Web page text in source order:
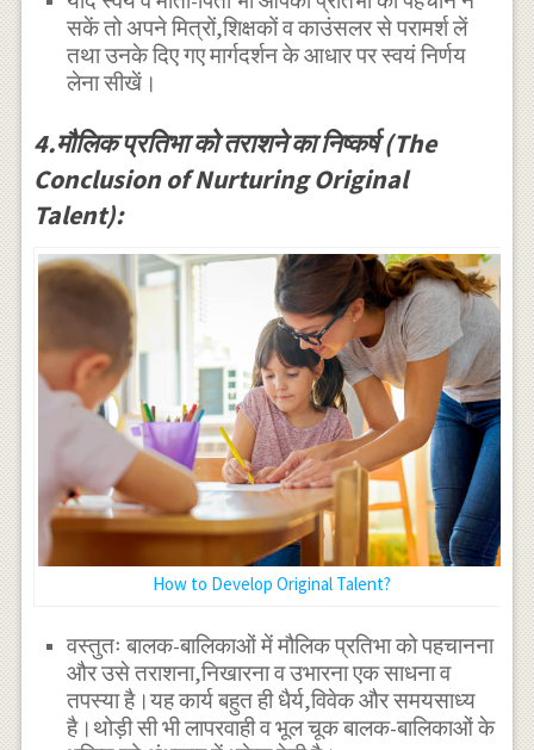
सकें तो अपने मित्रों,शिक्षकों व काउंसलर से परामर्श लें
तथा उनके दिए गए मार्गदर्शन के आधार पर स्वयं निर्णय
लेना सीखें।
4.मौलिक प्रतिभा को तराशने का निष्कर्ष (The
Conclusion of Nurturing Original
Talent):
How to Develop Original Talent?
वस्तुतः बालक-बालिकाओं में मौलिक प्रतिभा को पहचानना
और उसे तराशना,निखारना व उभारना एक साधना व
तपस्या है।यह कार्य बहुत ही धैर्य,विवेक और समयसाध्य
है।थोड़ी सी भी लापरवाही व भूल चूक बालक-बालिकाओं के